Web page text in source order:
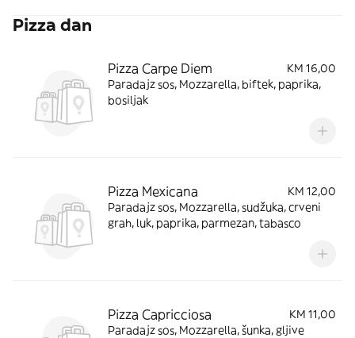
Pizza dan
Pizza Carpe Diem
KM 16,00
Paradajz sos, Mozzarella, biftek, paprika,
bosiljak
Pizza Mexicana
KM 12,00
Paradajz sos, Mozzarella, sudžuka, crveni
grah, luk, paprika, parmezan, tabasco
Pizza Capricciosa
KM 11,00
Paradajz sos, Mozzarella, šunka, gljive